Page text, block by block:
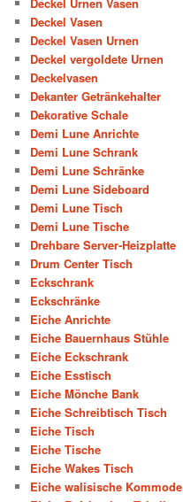
Deckel Vasen
Deckel Vasen Urnen
Deckel vergoldete Urnen
Deckelvasen
Dekanter Getränkehalter
Dekorative Schale
Demi Lune Anrichte
Demi Lune Schrank
Demi Lune Schränke
Demi Lune Sideboard
Demi Lune Tisch
Demi Lune Tische
Drehbare Server-Heizplatte
Drum Center Tisch
Eckschrank
Eckschränke
Eiche Anrichte
Eiche Bauernhaus Stühle
Eiche Eckschrank
Eiche Esstisch
Eiche Mönche Bank
Eiche Schreibtisch Tisch
Eiche Tisch
Eiche Tische
Eiche Wakes Tisch
Eiche walisische Kommode